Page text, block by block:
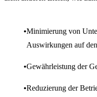
Minimierung von
Auswirkungen auf
Gewährleistung der
Reduzierung der